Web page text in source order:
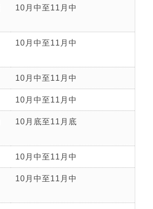
10月中至11月中
10月中至11月中
10月中至11月中
10月中至11月中
10月底至11月底
10月中至11月中
10月中至11月中